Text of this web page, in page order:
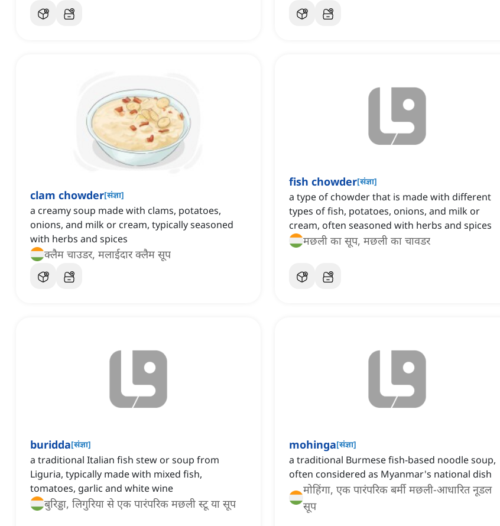
clam chowder[संज्ञा]
a creamy soup made with clams, potatoes,
onions, and milk or cream, typically seasoned
with herbs and spices
क्लैम चाउडर, मलाईदार क्लैम सूप
fish chowder[संज्ञा]
a type of chowder that is made with different
types of fish, potatoes, onions, and milk or
cream, often seasoned with herbs and spices
मछली का सूप, मछली का चावडर
buridda[संज्ञा]
a traditional Italian fish stew or soup from
Liguria, typically made with mixed fish,
tomatoes, garlic and white wine
बुरिड्डा, लिगुरिया से एक पारंपरिक मछली स्टू या सूप
mohinga[संज्ञा]
a traditional Burmese fish-based noodle soup,
often considered as Myanmar's national dish
मोहिंगा, एक पारंपरिक बर्मी मछली-आधारित नूडल
सूप